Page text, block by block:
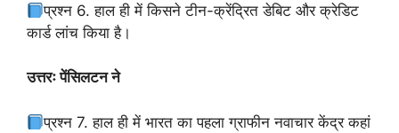
प्रश्न 6. हाल ही में किसने टीन-क्रेंद्रित डेबिट और क्रेडिट
कार्ड लांच किया है।
उत्तरः पेंसिलटन ने
प्रश्न 7. हाल ही में भारत का पहला ग्राफीन नवाचार केंद्र कहां